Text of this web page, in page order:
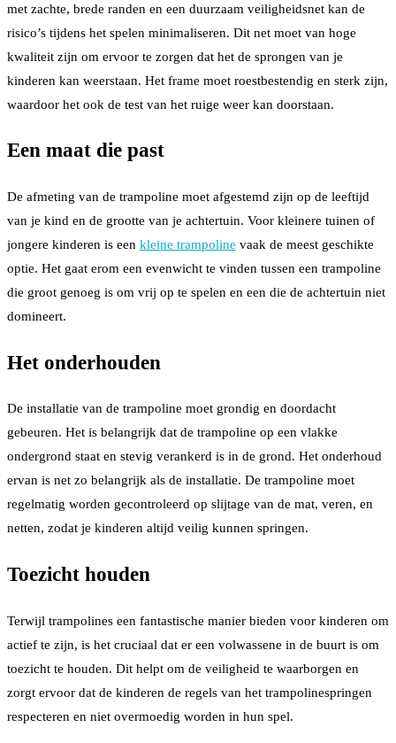
met zachte, brede randen en een duurzaam veiligheidsnet kan de
risico’s tijdens het spelen minimaliseren. Dit net moet van hoge
kwaliteit zijn om ervoor te zorgen dat het de sprongen van je
kinderen kan weerstaan. Het frame moet roestbestendig en sterk zijn,
waardoor het ook de test van het ruige weer kan doorstaan.
Een maat die past
De afmeting van de trampoline moet afgestemd zijn op de leeftijd
van je kind en de grootte van je achtertuin. Voor kleinere tuinen of
jongere kinderen is een kleine trampoline vaak de meest geschikte
optie. Het gaat erom een evenwicht te vinden tussen een trampoline
die groot genoeg is om vrij op te spelen en een die de achtertuin niet
domineert.
Het onderhouden
De installatie van de trampoline moet grondig en doordacht
gebeuren. Het is belangrijk dat de trampoline op een vlakke
ondergrond staat en stevig verankerd is in de grond. Het onderhoud
ervan is net zo belangrijk als de installatie. De trampoline moet
regelmatig worden gecontroleerd op slijtage van de mat, veren, en
netten, zodat je kinderen altijd veilig kunnen springen.
Toezicht houden
Terwijl trampolines een fantastische manier bieden voor kinderen om
actief te zijn, is het cruciaal dat er een volwassene in de buurt is om
toezicht te houden. Dit helpt om de veiligheid te waarborgen en
zorgt ervoor dat de kinderen de regels van het trampolinespringen
respecteren en niet overmoedig worden in hun spel.